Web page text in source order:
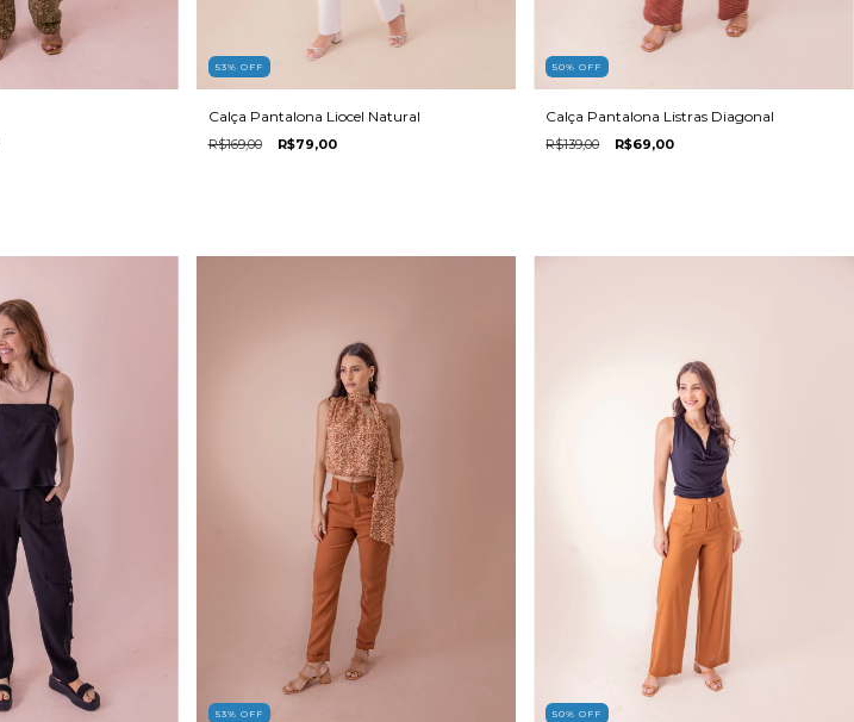
53% OFF
Calça Pantalona Liocel Natural
R$169,00 R$79,00
50%OFF
Calça Pantalona Listras Diagonal
R$139,00 R$69,00
53% OFF 50%OFF